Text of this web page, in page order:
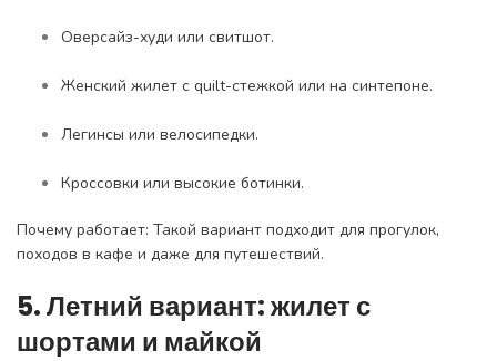
Оверсайз-худи или свитшот.
Женский жилет с quilt-стежкой или на синтепоне.
Легинсы или велосипедки.
Кроссовки или высокие ботинки.
Почему работает: Такой вариант подходит для прогулок,
походов в кафе и даже для путешествий.
5. Летний вариант: жилет с
шортами и майкой